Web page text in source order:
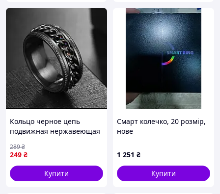
Кольцо черное цепь
подвижная нержавеющая
розмір 17 JGGW_249
249 ₴
289₴
Купити
Смарт колечко, 20 розмір,
нове
1 251 ₴
Купити